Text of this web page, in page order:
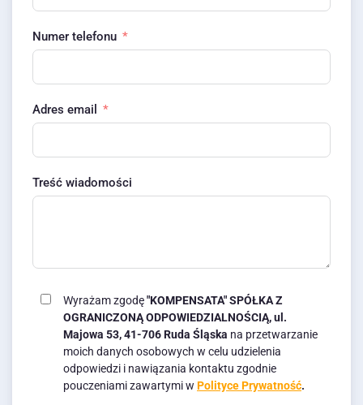
Numer telefonu
Adres email
Treść wiadomości
Wyrażam zgodę"KOMPENSATA" SPÓŁKA Z
OGRANICZONĄ ODPOWIEDZIALNOŚCIĄ, ul.
Majowa 53, 41-706 Ruda Śląska na przetwarzanie
moich danych osobowych w celu udzielenia
odpowiedzi i nawiązania kontaktu zgodnie
pouczeniami zawartymi w Polityce Prywatność.